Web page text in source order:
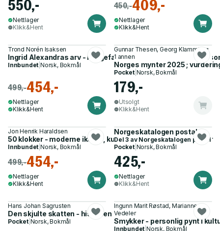
550,-
Nettlager
Klikk&Hent
450,-409,-
Nettlager
Klikk&Hent
Trond Norén Isaksen
Ingrid Alexandras arv - kongefamiliens tiaraer og kvinnene
Innbundet |Norsk, Bokmål
499,-454,-
Nettlager
Klikk&Hent
Gunnar Thesen, Georg Klammt og
1 annen
Norges mynter 2025 ;
Pocket| Norsk, Bokmål
179,-
Utsolgt
Klikk&Hent
Jon Henrik Haraldsen
50 klokker - moderne ikoner, kultklassikere og glemte helter
Innbundet |Norsk, Bokmål
499,-454,-
Nettlager
Klikk&Hent
Norgeskatalogen postal III
Del 3 av Norgeskatalogen postal
Pocket| Norsk, Bokmål
425,-
Nettlager
Klikk&Hent
Hans Johan Sagrusten
Den skjulte skatten - historien om Aslak Bolts bibel
Pocket| Norsk, Bokmål
Ingunn Marit Røstad, Marianne
Vedeler
Smykker - personlig pynt i
Innbundet |Norsk, Bokmål